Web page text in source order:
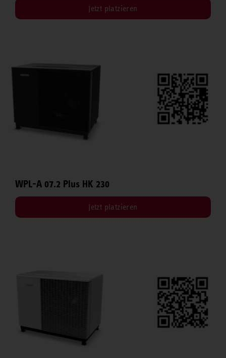
Jetzt platzieren
WPL-A 07.2 Plus HK 230
Jetzt platzieren